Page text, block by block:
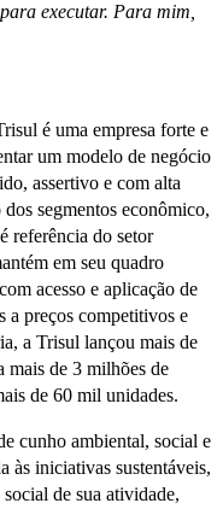
executar. Para mim,
é uma empresa forte e
um modelo de negócio
assertivo e com alta
segmentos econômico,
referência do setor
em seu quadro
acesso e aplicação de
a preços competitivos e
a Trisul lançou mais de
mais de 3 milhões de
de 60 mil unidades.
cunho ambiental, social e
às iniciativas sustentáveis,
de sua atividade,